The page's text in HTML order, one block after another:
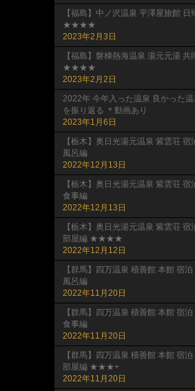
【福島】中ノ沢温泉 平澤屋旅館 日
★★★★
2023年2月3日
【福島】磐梯熱海温泉 湯元元湯 共
★★★★
2023年2月2日
2022年 今年入った温泉 良かった
を振り返る ＊動画あり
2023年1月6日
【栃木】奥日光湯元温泉 紫雲荘 宿
風呂編
2022年12月13日
【栃木】奥日光湯元温泉 紫雲荘 宿
食事編
2022年12月13日
【栃木】奥日光湯元温泉 紫雲荘 宿
部屋編 ★★★★
2022年12月12日
【群馬】四万温泉 積善館 本館 宿
風呂編
2022年11月20日
【群馬】四万温泉 積善館 本館 宿
食事編
2022年11月20日
【群馬】四万温泉 積善館 本館 宿
部屋編 ★★★+
2022年11月20日